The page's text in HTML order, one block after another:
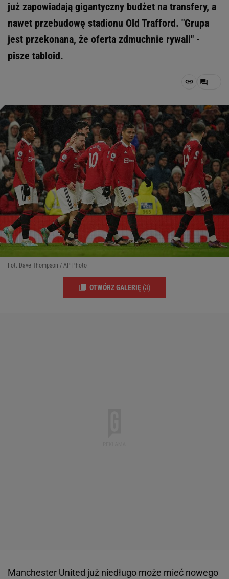
już zapowiadają gigantyczny budżet na transfery, a
nawet przebudowę stadionu Old Trafford. "Grupa
jest przekonana, że oferta zdmuchnie rywali" -
pisze tabloid.
Fot. Dave Thompson / AP Photo
OTWÓRZ GALERIĘ (3)
Manchester United już niedługo może mieć nowego